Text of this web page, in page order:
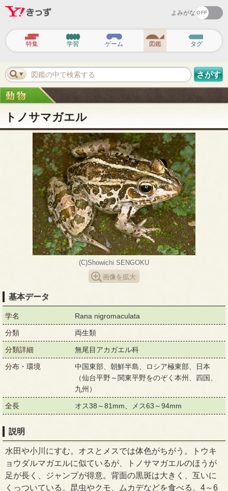
よみがな
ビ
ゲ
ー
シ
ョ
特集 学習 ゲーム 図鑑 タグ
図鑑の中で検索する さがす
トノサマガエル
(C)Showichi SENGOKU
画像を拡大
基本データ
学名 Rana nigromaculata
分類 両生類
分類詳細 無尾目アカガエル科
分布・環境
中国東部、朝鮮半島、ロシア極東部、日本
（仙台平野～関東平野をのぞく本州、四国、
九州）
全長 オス38～81mm、メス63～94mm
説明
水田や小川にすむ。オスとメスでは体色がちがう。トウキ
ョウダルマガエルに似ているが、トノサマガエルのほうが
足が長く、ジャンプが得意。背面の黒斑は大きく、互いに
くっついている。昆虫やクモ、ムカデなどを食べる。4～6